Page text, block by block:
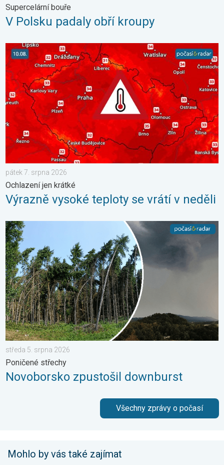
Supercelární bouře
V Polsku padaly obří kroupy
Výrazně vysoké teploty se vrátí v neděli. Ochlazení jen krátké.
pátek 7. srpna 2026
Ochlazení jen krátké
Výrazně vysoké teploty se vrátí v neděli
Novoborsko zpustošil downburst. Poničené střechy. . . středa
středa 5. srpna 2026
Poničené střechy
Novoborsko zpustošil downburst
Všechny zprávy o počasí
Mohlo by vás také zajímat